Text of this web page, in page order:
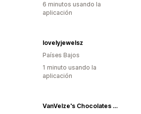
6 minutos usando la
aplicación
lovelyjewelsz
Países Bajos
1 minuto usando la
aplicación
VanVelze's Chocolates Ltd